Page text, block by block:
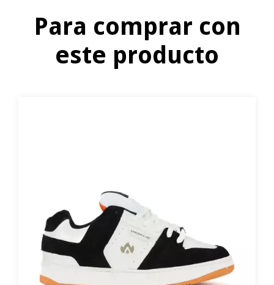
Para comprar con
este producto